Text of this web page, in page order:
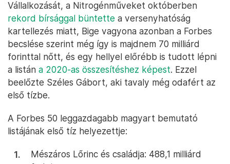
Vállalkozását, a Nitrogénműveket októberben
rekord bírsággal büntette a versenyhatóság
kartellezés miatt, Bige vagyona azonban a Forbes
becslése szerint még így is majdnem 70 milliárd
forinttal nőtt, és egy hellyel előrébb is tudott lépni
a listán a 2020-as összesítéshez képest. Ezzel
beelőzte Széles Gábort, aki tavaly még odafért az
első tízbe.
A Forbes 50 leggazdagabb magyart bemutató
listájának első tíz helyezettje:
Mészáros Lőrinc és családja: 488,1 milliárd